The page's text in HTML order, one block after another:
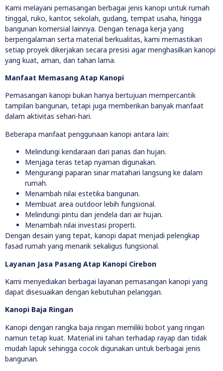
Kami melayani pemasangan berbagai jenis kanopi untuk rumah
tinggal, ruko, kantor, sekolah, gudang, tempat usaha, hingga
bangunan komersial lainnya. Dengan tenaga kerja yang
berpengalaman serta material berkualitas, kami memastikan
setiap proyek dikerjakan secara presisi agar menghasilkan kanopi
yang kuat, aman, dan tahan lama.
Manfaat Memasang Atap Kanopi
Pemasangan kanopi bukan hanya bertujuan mempercantik
tampilan bangunan, tetapi juga memberikan banyak manfaat
dalam aktivitas sehari-hari.
Beberapa manfaat penggunaan kanopi antara lain:
Melindungi kendaraan dari panas dan hujan.
Menjaga teras tetap nyaman digunakan.
Mengurangi paparan sinar matahari langsung ke dalam
rumah.
Menambah nilai estetika bangunan.
Membuat area outdoor lebih fungsional.
Melindungi pintu dan jendela dari air hujan.
Menambah nilai investasi properti.
Dengan desain yang tepat, kanopi dapat menjadi pelengkap
fasad rumah yang menarik sekaligus fungsional.
Layanan Jasa Pasang Atap Kanopi Cirebon
Kami menyediakan berbagai layanan pemasangan kanopi yang
dapat disesuaikan dengan kebutuhan pelanggan.
Kanopi Baja Ringan
Kanopi dengan rangka baja ringan memiliki bobot yang ringan
namun tetap kuat. Material ini tahan terhadap rayap dan tidak
mudah lapuk sehingga cocok digunakan untuk berbagai jenis
bangunan.